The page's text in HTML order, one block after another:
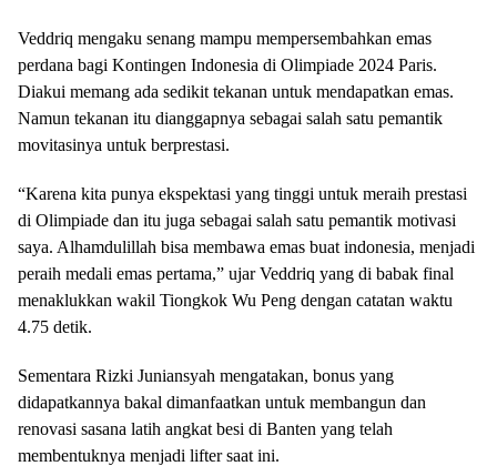
Veddriq mengaku senang mampu mempersembahkan emas
perdana bagi Kontingen Indonesia di Olimpiade 2024 Paris.
Diakui memang ada sedikit tekanan untuk mendapatkan emas.
Namun tekanan itu dianggapnya sebagai salah satu pemantik
movitasinya untuk berprestasi.
“Karena kita punya ekspektasi yang tinggi untuk meraih prestasi
di Olimpiade dan itu juga sebagai salah satu pemantik motivasi
saya. Alhamdulillah bisa membawa emas buat indonesia, menjadi
peraih medali emas pertama,” ujar Veddriq yang di babak final
menaklukkan wakil Tiongkok Wu Peng dengan catatan waktu
4.75 detik.
Sementara Rizki Juniansyah mengatakan, bonus yang
didapatkannya bakal dimanfaatkan untuk membangun dan
renovasi sasana latih angkat besi di Banten yang telah
membentuknya menjadi lifter saat ini.